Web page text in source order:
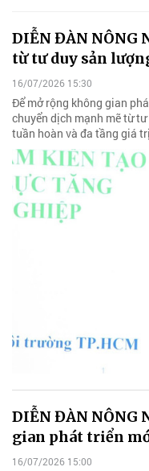
DIỄN ĐÀN NÔNG
từ tư duy sản
16/07/2026 15:30
Để mở rộng không gian
chuyển dịch mạnh mẽ từ
tuần hoàn và đa tầng giá
DIỄN ĐÀN NÔNG
gian phát triển
16/07/2026 15:00